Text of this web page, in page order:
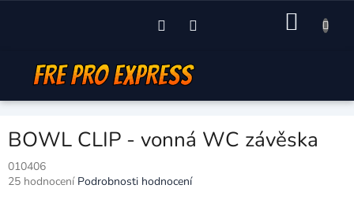
BOWL CLIP - vonná WC závěska
010406
Průměrné
25 hodnocení Podrobnosti hodnocení